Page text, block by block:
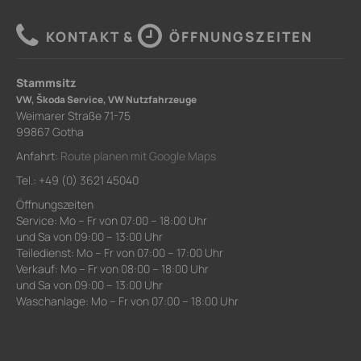
KONTAKT & ÖFFNUNGSZEITEN
Stammsitz
VW, Škoda Service, VW Nutzfahrzeuge
Weimarer Straße 71-75
99867 Gotha
Anfahrt: Route planen mit Google Maps
Tel.: +49 (0) 3621 45040
Öffnungszeiten
Service: Mo – Fr von 07:00 – 18:00 Uhr
und Sa von 09:00 – 13:00 Uhr
Teiledienst: Mo – Fr von 07:00 – 17:00 Uhr
Verkauf: Mo – Fr von 08:00 – 18:00 Uhr
und Sa von 09:00 – 13:00 Uhr
Waschanlage: Mo – Fr von 07:00 – 18:00 Uhr